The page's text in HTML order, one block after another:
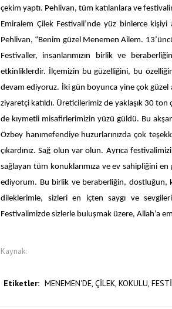
çekim yaptı. Pehlivan, tüm katılanlara ve
Emiralem Çilek Festivali’nde yüz binlerce
Pehlivan, “Benim güzel Menemen Ailem.
Festivaller, insanlarımızın birlik ve
etkinliklerdir. İlçemizin bu güzelliğini, bu
devam ediyoruz. İki gün boyunca yine çok güzel
ziyaretçi katıldı. Üreticilerimiz de yaklaşık 30 ton
de kıymetli misafirlerimizin yüzü güldü. Bu
Özbey hanımefendiye huzurlarınızda çok
çıkardınız. Sağ olun var olun. Ayrıca
sağlayan tüm konuklarımıza ve ev sahipliğini
ediyorum. Bu birlik ve beraberliğin, dostluğun,
dileklerimle, sizleri en içten saygı ve
Festivalimizde sizlerle buluşmak üzere, Allah’a
Kaynak:
Etiketler: MENEMEN'DE, ÇİLEK, KOKULU,